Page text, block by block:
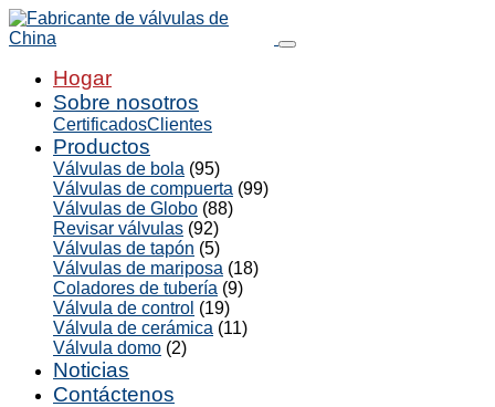
Hogar
Sobre nosotros
CertificadosClientes
Productos
Válvulas de bola (95)
Válvulas de compuerta (99)
Válvulas de Globo (88)
Revisar válvulas (92)
Válvulas de tapón (5)
Válvulas de mariposa (18)
Coladores de tubería (9)
Válvula de control (19)
Válvula de cerámica (11)
Válvula domo (2)
Noticias
Contáctenos